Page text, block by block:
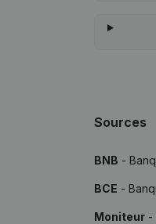
Sources
BNB -
BCE -
Moniteur -